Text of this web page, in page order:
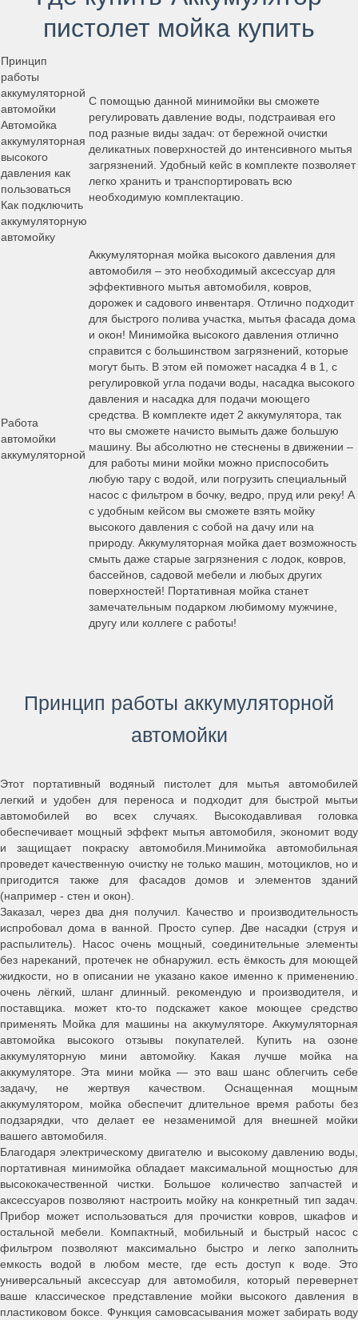
пистолет мойка купить
Принцип
работы
аккумуляторной
автомойки
Автомойка
аккумуляторная
высокого
давления как
пользоваться
Как подключить
аккумуляторную
автомойку
С помощью данной минимойки вы сможете
регулировать давление воды, подстраивая его
под разные виды задач: от бережной очистки
деликатных поверхностей до интенсивного мытья
загрязнений. Удобный кейс в комплекте позволяет
легко хранить и транспортировать всю
необходимую комплектацию.
Работа
автомойки
аккумуляторной
Аккумуляторная мойка высокого давления для
автомобиля – это необходимый аксессуар для
эффективного мытья автомобиля, ковров,
дорожек и садового инвентаря. Отлично подходит
для быстрого полива участка, мытья фасада дома
и окон! Минимойка высокого давления отлично
справится с большинством загрязнений, которые
могут быть. В этом ей поможет насадка 4 в 1, с
регулировкой угла подачи воды, насадка высокого
давления и насадка для подачи моющего
средства. В комплекте идет 2 аккумулятора, так
что вы сможете начисто вымыть даже большую
машину. Вы абсолютно не стеснены в движении –
для работы мини мойки можно приспособить
любую тару с водой, или погрузить специальный
насос с фильтром в бочку, ведро, пруд или реку! А
с удобным кейсом вы сможете взять мойку
высокого давления с собой на дачу или на
природу. Аккумуляторная мойка дает возможность
смыть даже старые загрязнения с лодок, ковров,
бассейнов, садовой мебели и любых других
поверхностей! Портативная мойка станет
замечательным подарком любимому мужчине,
другу или коллеге с работы!
Принцип работы аккумуляторной
автомойки
Этот портативный водяный пистолет для мытья автомобилей
легкий и удобен для переноса и подходит для быстрой мытьи
автомобилей во всех случаях. Высокодавливая головка
обеспечивает мощный эффект мытья автомобиля, экономит воду
и защищает покраску автомобиля.Минимойка автомобильная
проведет качественную очистку не только машин, мотоциклов, но и
пригодится также для фасадов домов и элементов зданий
(например - стен и окон).
Заказал, через два дня получил. Качество и производительность
испробовал дома в ванной. Просто супер. Две насадки (струя и
распылитель). Насос очень мощный, соединительные элементы
без нареканий, протечек не обнаружил. есть ёмкость для моющей
жидкости, но в описании не указано какое именно к применению.
очень лёгкий, шланг длинный. рекомендую и производителя, и
поставщика. может кто-то подскажет какое моющее средство
применять Мойка для машины на аккумуляторе. Аккумуляторная
автомойка высокого отзывы покупателей. Купить на озоне
аккумуляторную мини автомойку. Какая лучше мойка на
аккумуляторе. Эта мини мойка — это ваш шанс облегчить себе
задачу, не жертвуя качеством. Оснащенная мощным
аккумулятором, мойка обеспечит длительное время работы без
подзарядки, что делает ее незаменимой для внешней мойки
вашего автомобиля.
Благодаря электрическому двигателю и высокому давлению воды,
портативная минимойка обладает максимальной мощностью для
высококачественной чистки. Большое количество запчастей и
аксессуаров позволяют настроить мойку на конкретный тип задач.
Прибор может использоваться для прочистки ковров, шкафов и
остальной мебели. Компактный, мобильный и быстрый насос с
фильтром позволяют максимально быстро и легко заполнить
емкость водой в любом месте, где есть доступ к воде. Это
универсальный аксессуар для автомобиля, который перевернет
ваше классическое представление мойки высокого давления в
пластиковом боксе. Функция самовсасывания может забирать воду